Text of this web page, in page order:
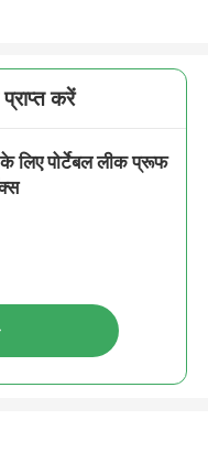
करें
लिए पोर्टेबल लीक प्रूफ